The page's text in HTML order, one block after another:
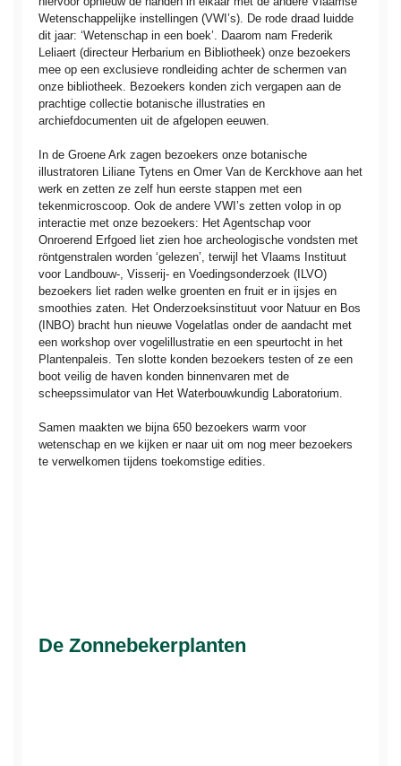
Wetenschappelijke instellingen (VWI’s). De rode draad luidde
dit jaar: ‘Wetenschap in een boek’. Daarom nam Frederik
Leliaert (directeur Herbarium en Bibliotheek) onze bezoekers
mee op een exclusieve rondleiding achter de schermen van
onze bibliotheek. Bezoekers konden zich vergapen aan de
prachtige collectie botanische illustraties en
archiefdocumenten uit de afgelopen eeuwen.
In de Groene Ark zagen bezoekers onze botanische
illustratoren Liliane Tytens en Omer Van de Kerckhove aan het
werk en zetten ze zelf hun eerste stappen met een
tekenmicroscoop. Ook de andere VWI’s zetten volop in op
interactie met onze bezoekers: Het Agentschap voor
Onroerend Erfgoed liet zien hoe archeologische vondsten met
röntgenstralen worden ‘gelezen’, terwijl het Vlaams Instituut
voor Landbouw-, Visserij- en Voedingsonderzoek (ILVO)
bezoekers liet raden welke groenten en fruit er in ijsjes en
smoothies zaten. Het Onderzoeksinstituut voor Natuur en Bos
(INBO) bracht hun nieuwe Vogelatlas onder de aandacht met
een workshop over vogelillustratie en een speurtocht in het
Plantenpaleis. Ten slotte konden bezoekers testen of ze een
boot veilig de haven konden binnenvaren met de
scheepssimulator van Het Waterbouwkundig Laboratorium.
Samen maakten we bijna 650 bezoekers warm voor
wetenschap en we kijken er naar uit om nog meer bezoekers
te verwelkomen tijdens toekomstige edities.
De Zonnebekerplanten